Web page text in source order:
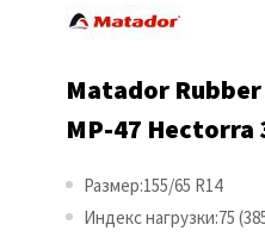
Matador Rubber
MP-47 Hectorra
Размер:155/65 R14
Индекс нагрузки:75